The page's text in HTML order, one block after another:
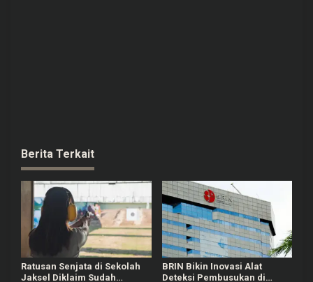
Berita Terkait
Ratusan Senjata di Sekolah
Jaksel Diklaim Sudah
BRIN Bikin Inovasi Alat
Deteksi Pembusukan di